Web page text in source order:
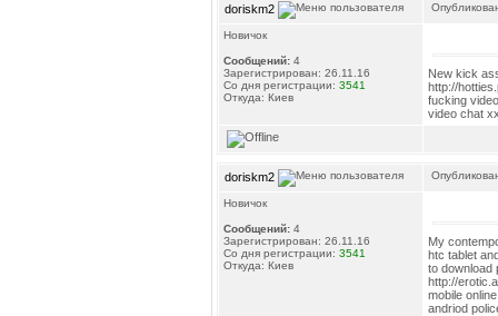
doriskm2
Новичок
Сообщений: 4
Зарегистрирован: 26.11.16
Со дня регистрации: 3541
Откуда: Киев
New kick
http://
fucking
video chat
doriskm2
Новичок
Сообщений: 4
Зарегистрирован: 26.11.16
Со дня регистрации: 3541
Откуда: Киев
My
htc tablet
to download
http://
mobile
andriod